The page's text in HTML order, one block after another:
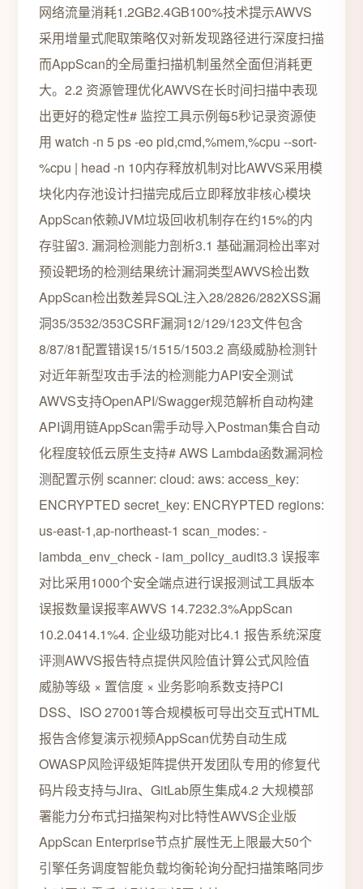
网络流量消耗1.2GB2.4GB100%技术提示AWVS
采用增量式爬取策略仅对新发现路径进行深度扫描
而AppScan的全局重扫描机制虽然全面但消耗更
大。2.2 资源管理优化AWVS在长时间扫描中表现
出更好的稳定性# 监控工具示例每5秒记录资源使
用 watch -n 5 ps -eo pid,cmd,%mem,%cpu --sort-
%cpu | head -n 10内存释放机制对比AWVS采用模
块化内存池设计扫描完成后立即释放非核心模块
AppScan依赖JVM垃圾回收机制存在约15%的内
存驻留3. 漏洞检测能力剖析3.1 基础漏洞检出率对
预设靶场的检测结果统计漏洞类型AWVS检出数
AppScan检出数差异SQL注入28/2826/282XSS漏
洞35/3532/353CSRF漏洞12/129/123文件包含
8/87/81配置错误15/1515/1503.2 高级威胁检测针
对近年新型攻击手法的检测能力API安全测试
AWVS支持OpenAPI/Swagger规范解析自动构建
API调用链AppScan需手动导入Postman集合自动
化程度较低云原生支持# AWS Lambda函数漏洞检
测配置示例 scanner: cloud: aws: access_key:
ENCRYPTED secret_key: ENCRYPTED regions:
us-east-1,ap-northeast-1 scan_modes: -
lambda_env_check - iam_policy_audit3.3 误报率
对比采用1000个安全端点进行误报测试工具版本
误报数量误报率AWVS 14.7232.3%AppScan
10.2.0414.1%4. 企业级功能对比4.1 报告系统深度
评测AWVS报告特点提供风险值计算公式风险值
威胁等级 × 置信度 × 业务影响系数支持PCI
DSS、ISO 27001等合规模板可导出交互式HTML
报告含修复演示视频AppScan优势自动生成
OWASP风险评级矩阵提供开发团队专用的修复代
码片段支持与Jira、GitLab原生集成4.2 大规模部
署能力分布式扫描架构对比特性AWVS企业版
AppScan Enterprise节点扩展性无上限最大50个
引擎任务调度智能负载均衡轮询分配扫描策略同步